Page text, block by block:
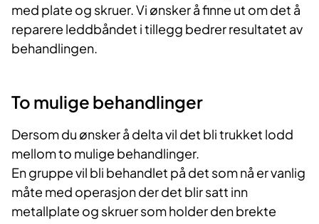
med plate og skruer. Vi ønsker å finne ut om det å
reparere leddbåndet i tillegg bedrer resultatet av
behandlingen.
To mulige behandlinger
Dersom du ønsker å delta vil det bli trukket lodd
mellom to mulige behandlinger.
En gruppe vil bli behandlet på det som nå er vanlig
måte med operasjon der det blir satt inn
metallplate og skruer som holder den brekte